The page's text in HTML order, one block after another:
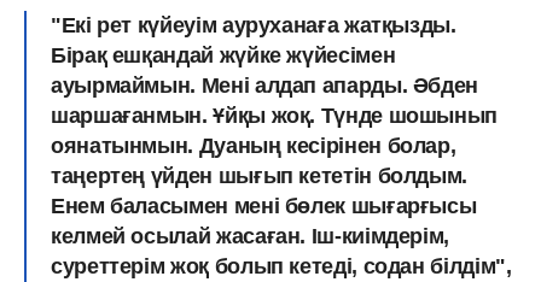
"Екі рет күйеуім ауруханаға жатқызды.
Бірақ ешқандай жүйке жүйесімен
ауырмаймын. Мені алдап апарды. Әбден
шаршағанмын. Ұйқы жоқ. Түнде шошынып
оянатынмын. Дуаның кесірінен болар,
таңертең үйден шығып кететін болдым.
Енем баласымен мені бөлек шығарғысы
келмей осылай жасаған. Іш-киімдерім,
суреттерім жоқ болып кетеді, содан білдім",